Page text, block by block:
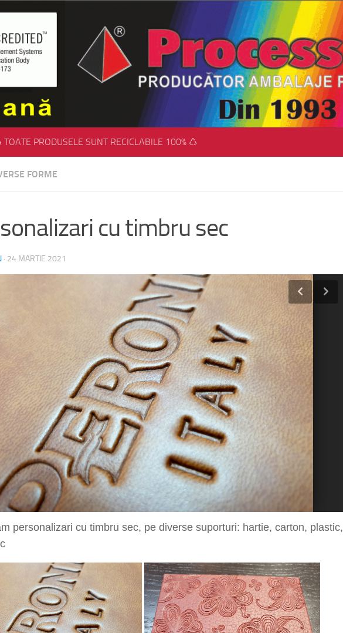
PRODUSELE SUNT RECICLABILE 100% ♺
FORME
cu timbru sec
· 24 MARTIE 2021
personalizari cu timbru sec, pe diverse suporturi: hartie, carton, plastic,